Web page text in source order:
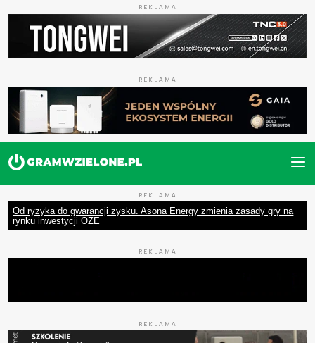
REKLAMA
REKLAMA
REKLAMA
Od ryzyka do gwarancji zysku. Asona Energy zmienia zasady gry na
rynku inwestycji OZE
REKLAMA
REKLAMA